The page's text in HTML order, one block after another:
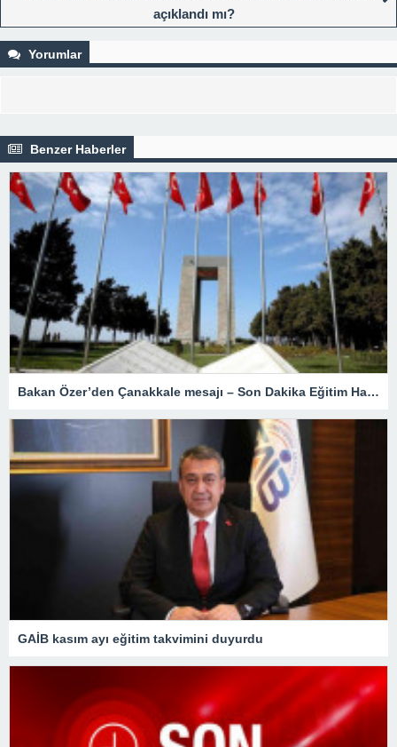
açıklandı mı?
Yorumlar
Benzer Haberler
Bakan Özer’den Çanakkale mesajı – Son Dakika Eğitim Haberleri
GAİB kasım ayı eğitim takvimini duyurdu